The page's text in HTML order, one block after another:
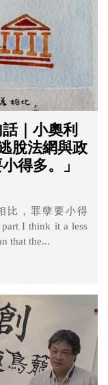
｜小奧利
脫法網與政
得多。」
比，罪孽要小得
I think it a less
that the...